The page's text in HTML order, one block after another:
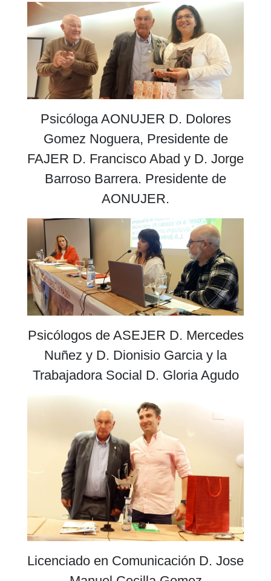
Psicóloga AONUJER D. Dolores
Gomez Noguera, Presidente de
FAJER D. Francisco Abad y D. Jorge
Barroso Barrera. Presidente de
AONUJER.
Psicólogos de ASEJER D. Mercedes
Nuñez y D. Dionisio Garcia y la
Trabajadora Social D. Gloria Agudo
Licenciado en Comunicación D. Jose